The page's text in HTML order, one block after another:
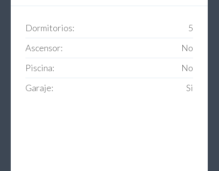
Dormitorios:
5
Ascensor:
No
Piscina:
No
Garaje:
Si